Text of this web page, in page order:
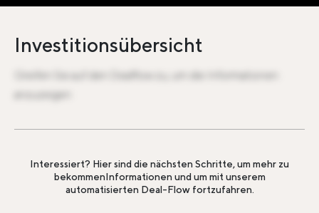
Investitionsübersicht
Greifen Sie auf den Dealflow zu, um die Informationen
anzuzeigen
Interessiert? Hier sind die nächsten Schritte, um mehr zu
bekommenInformationen und um mit unserem
automatisierten Deal-Flow fortzufahren.